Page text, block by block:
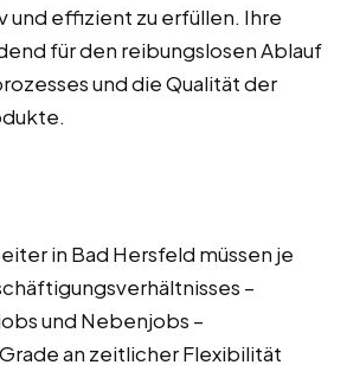
effizient zu erfüllen. Ihre
für den reibungslosen Ablauf
und die Qualität der
in Bad Hersfeld müssen je
–
und Nebenjobs –
an zeitlicher Flexibilität